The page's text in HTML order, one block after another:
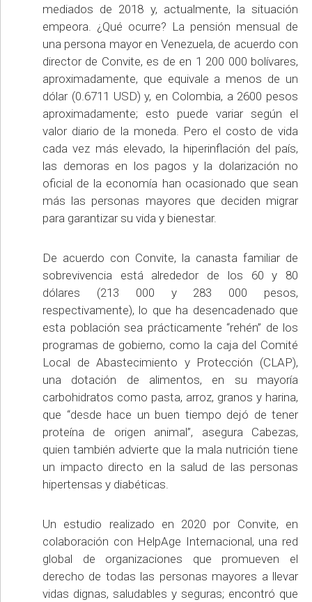
mediados de 2018 y, actualmente, la situación
empeora. ¿Qué ocurre? La pensión mensual de
una persona mayor en Venezuela, de acuerdo con
director de Convite, es de en 1 200 000 bolívares,
aproximadamente, que equivale a menos de un
dólar (0.6711 USD) y, en Colombia, a 2600 pesos
aproximadamente; esto puede variar según el
valor diario de la moneda. Pero el costo de vida
cada vez más elevado, la hiperinflación del país,
las demoras en los pagos y la dolarización no
oficial de la economía han ocasionado que sean
más las personas mayores que deciden migrar
para garantizar su vida y bienestar.
De acuerdo con Convite, la canasta familiar de
sobrevivencia está alrededor de los 60 y 80
dólares (213 000 y 283 000 pesos,
respectivamente), lo que ha desencadenado que
esta población sea prácticamente “rehén” de los
programas de gobierno, como la caja del Comité
Local de Abastecimiento y Protección (CLAP),
una dotación de alimentos, en su mayoría
carbohidratos como pasta, arroz, granos y harina,
que “desde hace un buen tiempo dejó de tener
proteína de origen animal”, asegura Cabezas,
quien también advierte que la mala nutrición tiene
un impacto directo en la salud de las personas
hipertensas y diabéticas.
Un estudio realizado en 2020 por Convite, en
colaboración con HelpAge Internacional, una red
global de organizaciones que promueven el
derecho de todas las personas mayores a llevar
vidas dignas, saludables y seguras; encontró que